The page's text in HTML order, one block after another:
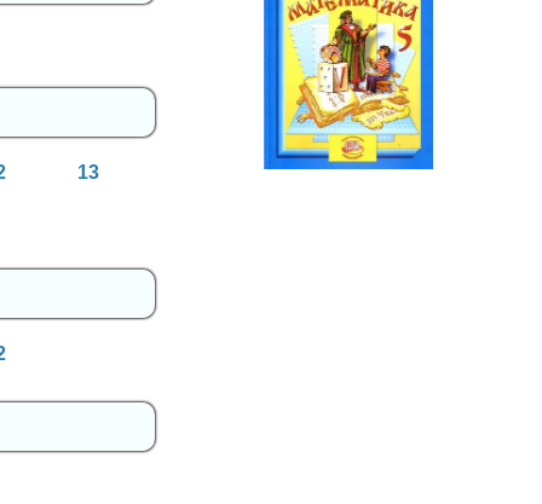
13
Математика
5 класс